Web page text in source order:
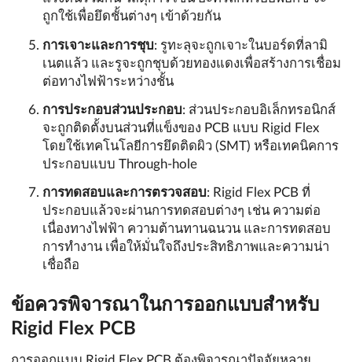
ถูกใช้เพื่อยึดชั้นต่างๆ เข้าด้วยกัน
การเจาะและการชุบ: รูทะลุจะถูกเจาะในบอร์ดที่ลามิ
เนตแล้ว และรูจะถูกชุบด้วยทองแดงเพื่อสร้างการเชื่อม
ต่อทางไฟฟ้าระหว่างชั้น
การประกอบส่วนประกอบ: ส่วนประกอบอิเล็กทรอนิกส์
จะถูกติดตั้งบนส่วนที่แข็งของ PCB แบบ Rigid Flex
โดยใช้เทคโนโลยีการยึดติดผิว (SMT) หรือเทคนิคการ
ประกอบแบบ Through-hole
การทดสอบและการตรวจสอบ: Rigid Flex PCB ที่
ประกอบแล้วจะผ่านการทดสอบต่างๆ เช่น ความต่อ
เนื่องทางไฟฟ้า ความต้านทานฉนวน และการทดสอบ
การทำงาน เพื่อให้มั่นใจถึงประสิทธิภาพและความน่า
เชื่อถือ
ข้อควรพิจารณาในการออกแบบสำหรับ
Rigid Flex PCB